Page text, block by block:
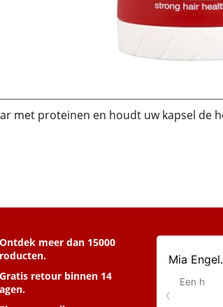
met proteinen en houdt uw kapsel de
meer dan 15000
retour binnen 14